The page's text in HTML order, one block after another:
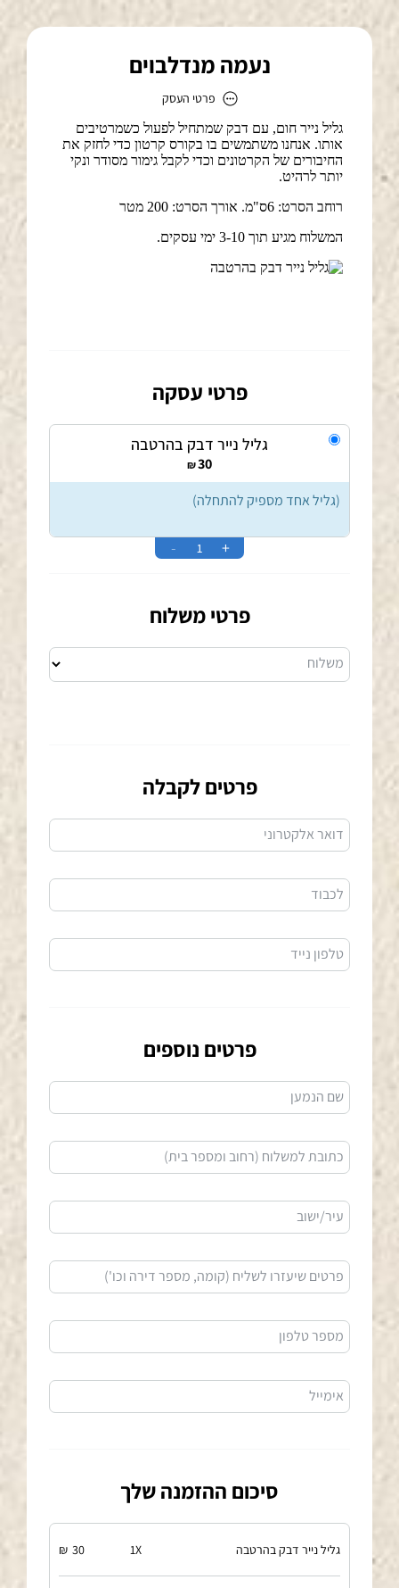
נעמה מנדלבוים
פרטי העסק
נעמה מנדלבוים
כתובת
דוא״ל
naama.ym@gmail.com
פרטי עסקה
גליל נייר דבק בהרטבה
30
₪
+
-
(גליל אחד מספיק להתחלה)
פרטי משלוח
משלוח
פרטים לקבלה
דואר אלקטרוני
לכבוד
טלפון נייד
פרטים נוספים
שם הנמען
כתובת למשלוח (רחוב ומספר בית)
עיר/ישוב
פרטים שיעזרו לשליח (קומה, מספר דירה וכו')
מספר טלפון
אימייל
סיכום ההזמנה שלך
גליל נייר דבק בהרטבה X
1
30
₪